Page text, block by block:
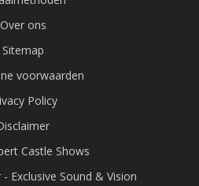
Over ons
Sitemap
voorwaarden
Policy
Castle Shows
Exclusive Sound & Vision